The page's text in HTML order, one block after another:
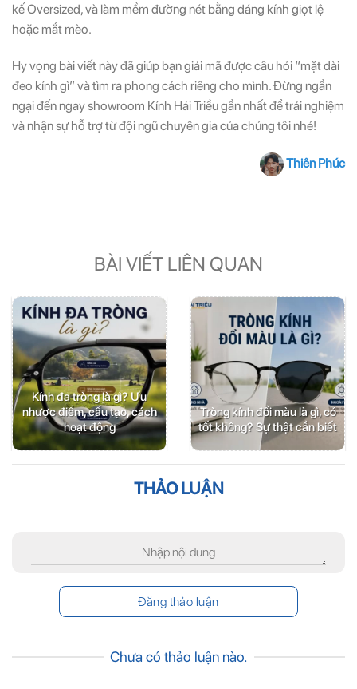
kế Oversized, và làm mềm đường nét bằng dáng kính giọt lệ
hoặc mắt mèo.
Hy vọng bài viết này đã giúp bạn giải mã được câu hỏi “mặt dài
đeo kính gì” và tìm ra phong cách riêng cho mình. Đừng ngần
ngại đến ngay showroom Kính Hải Triều gần nhất để trải nghiệm
và nhận sự hỗ trợ từ đội ngũ chuyên gia của chúng tôi nhé!
Thiên Phúc
BÀI VIẾT LIÊN QUAN
Kính đa tròng là gì? Ưu
nhược điểm, cấu tạo, cách
hoạt động
Tròng kính đổi màu là gì, có
tốt không? Sự thật cần biết
THẢO LUẬN
Chưa có thảo luận nào.